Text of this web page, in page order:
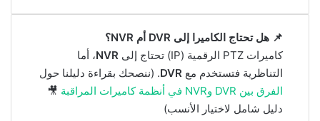
📌 هل تحتاج الكاميرا إلى DVR أم NVR؟
كاميرات PTZ الرقمية (IP) تحتاج إلى
NVR، أما
التناظرية فتستخدم مع DVR. (ننصحك بقراءة دليلنا حول
الفرق بين DVR وNVR في أنظمة كاميرات المراقبة
🎥
دليل شامل لاختيار الأنسب)